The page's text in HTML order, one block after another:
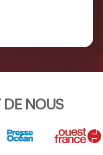
DE NOUS